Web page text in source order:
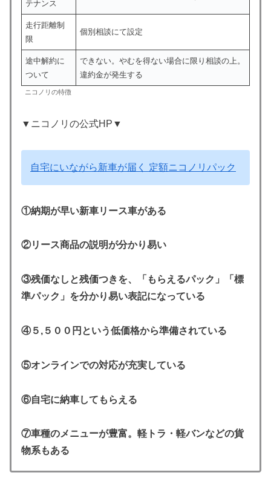
テナンス
走行距離制
限
個別相談にて設定
途中解約に
ついて
できない。やむを得ない場合に限り相談の上。
違約金が発生する
ニコノリの特徴
▼ニコノリの公式HP▼
自宅にいながら新車が届く 定額ニコノリパック
①納期が早い新車リース車がある
②リース商品の説明が分かり易い
③残価なしと残価つきを、「もらえるパック」「標
準パック」を分かり易い表記になっている
④５,５００円という低価格から準備されている
⑤オンラインでの対応が充実している
⑥自宅に納車してもらえる
⑦車種のメニューが豊富。軽トラ・軽バンなどの貨
物系もある